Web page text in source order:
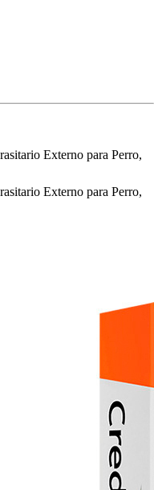
Externo para Perro,
Externo para Perro,